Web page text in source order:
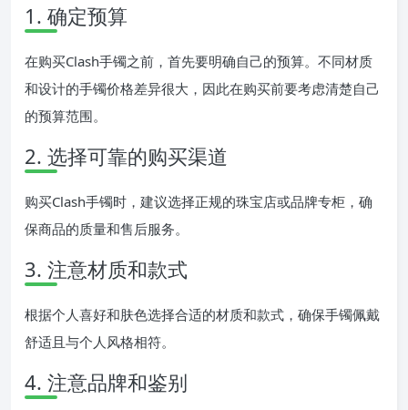
1. 确定预算
在购买Clash手镯之前，首先要明确自己的预算。不同材质
和设计的手镯价格差异很大，因此在购买前要考虑清楚自己
的预算范围。
2. 选择可靠的购买渠道
购买Clash手镯时，建议选择正规的珠宝店或品牌专柜，确
保商品的质量和售后服务。
3. 注意材质和款式
根据个人喜好和肤色选择合适的材质和款式，确保手镯佩戴
舒适且与个人风格相符。
4. 注意品牌和鉴别